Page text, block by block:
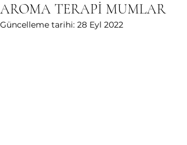
AROMA TERAPİ MUMLAR
Güncelleme tarihi: 28 Eyl 2022